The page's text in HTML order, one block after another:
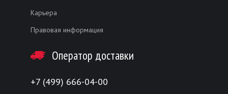
Карьера
Правовая информация
Оператор доставки
+7 (499) 666-04-00